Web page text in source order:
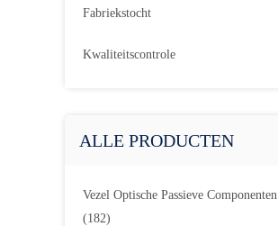
Fabriekstocht
Kwaliteitscontrole
ALLE PRODUCTEN
Vezel Optische Passieve Componenten
(182)